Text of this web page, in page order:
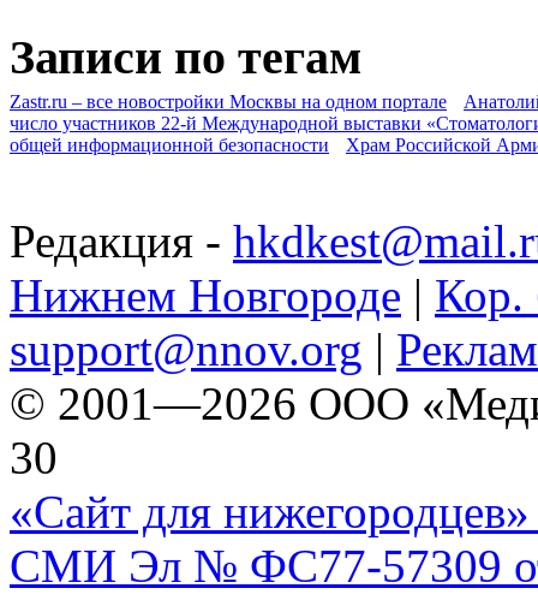
Записи по тегам
Zastr.ru – все новостройки Москвы на одном портале
число участников 22-й Международной выставки
общей информационной безопасности
Храм Российской
Редакция -
Нижнем Новгороде | Кор.
support@nnov.org |
© 2001—2026 ООО
30
«Сайт для нижегородцев»
СМИ Эл № ФС77-57309